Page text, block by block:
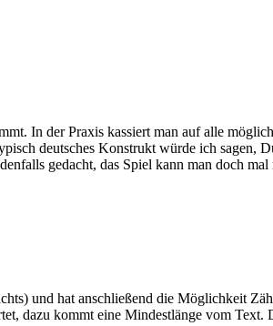
In der Praxis kassiert man auf alle
deutsches Konstrukt würde ich sagen,
gedacht, das Spiel kann man doch mal
und hat anschließend die Möglichkeit
dazu kommt eine Mindestlänge vom Text.